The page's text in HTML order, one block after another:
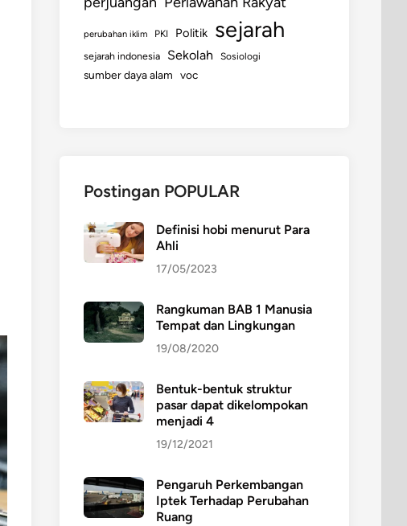
perubahan iklim PKI Politik sejarah
sejarah indonesia Sekolah Sosiologi
sumber daya alam voc
Postingan POPULAR
Definisi hobi menurut Para
Ahli
17/05/2023
Rangkuman BAB 1 Manusia
Tempat dan Lingkungan
19/08/2020
Bentuk-bentuk struktur
pasar dapat dikelompokan
menjadi 4
19/12/2021
Pengaruh Perkembangan
Iptek Terhadap Perubahan
Ruang